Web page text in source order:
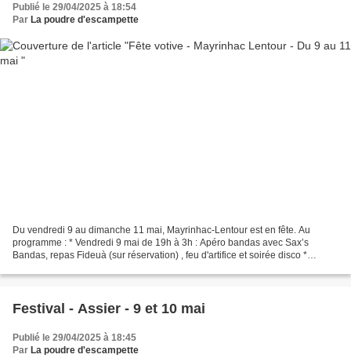
Publié le 29/04/2025 à 18:54
Par La poudre d'escampette
Du vendredi 9 au dimanche 11 mai, Mayrinhac-Lentour est en fête. Au
programme : * Vendredi 9 mai de 19h à 3h : Apéro bandas avec Sax’s
Bandas, repas Fideuà (sur réservation) , feu d'artifice et soirée disco *
Festival - Assier - 9 et 10 mai
Publié le 29/04/2025 à 18:45
Par La poudre d'escampette